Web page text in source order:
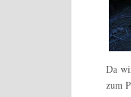
Da
zum